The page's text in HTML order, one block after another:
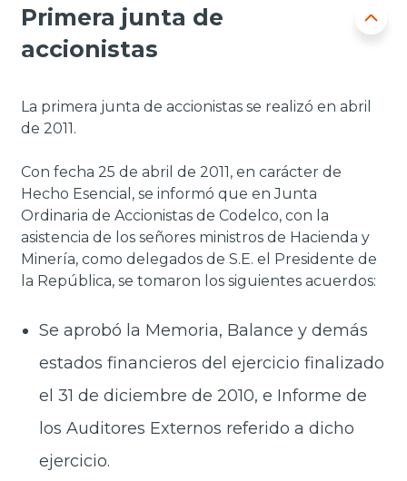
Primera junta de
accionistas
La primera junta de accionistas se realizó en abril
de 2011.
Con fecha 25 de abril de 2011, en carácter de
Hecho Esencial, se informó que en Junta
Ordinaria de Accionistas de Codelco, con la
asistencia de los señores ministros de Hacienda y
Minería, como delegados de S.E. el Presidente de
la República, se tomaron los siguientes acuerdos:
Se aprobó la Memoria, Balance y demás
estados financieros del ejercicio finalizado
el 31 de diciembre de 2010, e Informe de
los Auditores Externos referido a dicho
ejercicio.